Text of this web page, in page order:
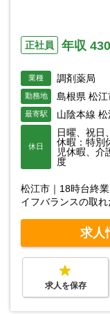
正社員 年収
業種 調剤薬局
勤務地 島根県 松
最寄駅 山陰本線 松
休日
日曜、祝日
休暇：特別
児休暇、介
度
松江市｜18時台終
イフバランスの取れ
求人
求人を保存